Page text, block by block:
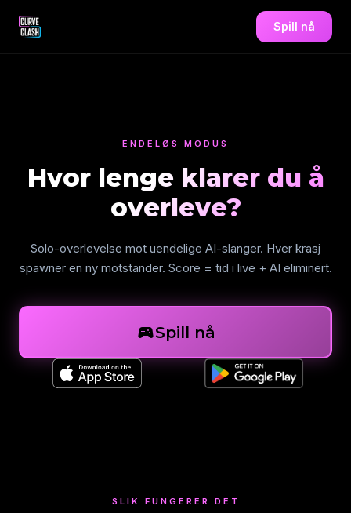
Spill nå
ENDELØS MODUS
Hvor lenge klarer du å
overleve?
Solo-overlevelse mot uendelige AI-slanger. Hver krasj
spawner en ny motstander. Score = tid i live + AI eliminert.
sports_esportsSpill nå
SLIK FUNGERER DET